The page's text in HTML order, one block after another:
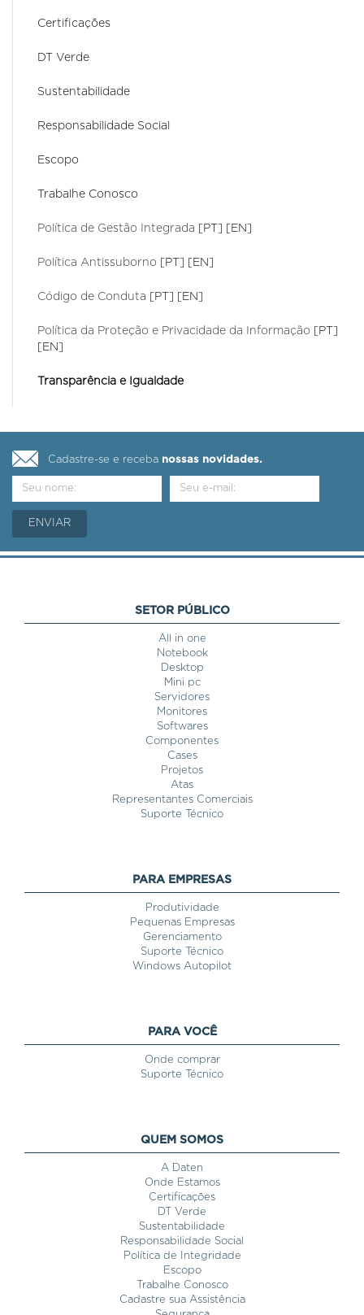
Certificações
DT Verde
Sustentabilidade
Responsabilidade Social
Escopo
Trabalhe Conosco
Política de Gestão Integrada [PT] [EN]
Política Antissuborno [PT] [EN]
Código de Conduta [PT] [EN]
Política da Proteção e Privacidade da Informação
[PT]
[EN]
Transparência e Igualdade
Cadastre-se e receba nossas novidades.
SETOR PÚBLICO
All in one
Notebook
Desktop
Mini pc
Servidores
Monitores
Softwares
Componentes
Cases
Projetos
Atas
Representantes Comerciais
Suporte Técnico
PARA EMPRESAS
Produtividade
Pequenas Empresas
Gerenciamento
Suporte Técnico
Windows Autopilot
PARA VOCÊ
Onde comprar
Suporte Técnico
QUEM SOMOS
A Daten
Onde Estamos
Certificações
DT Verde
Sustentabilidade
Responsabilidade Social
Política de Integridade
Escopo
Trabalhe Conosco
Cadastre sua Assistência